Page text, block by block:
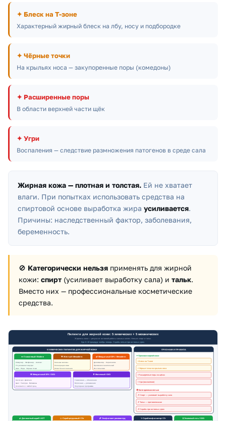
✦ Блеск на Т-зоне
Характерный жирный блеск на лбу, носу и подбородке
✦ Чёрные точки
На крыльях носа — закупоренные поры (комедоны)
✦ Расширенные поры
В области верхней части щёк
✦ Угри
Воспаления — следствие размножения патогенов в среде сала
Жирная кожа — плотная и толстая. Ей не хватает
влаги. При попытках использовать средства на
спиртовой основе выработка жира усиливается.
Причины: наследственный фактор, заболевания,
беременность.
🚫 Категорически нельзя применять для жирной
кожи: спирт (усиливает выработку сала) и тальк.
Вместо них — профессиональные косметические
средства.